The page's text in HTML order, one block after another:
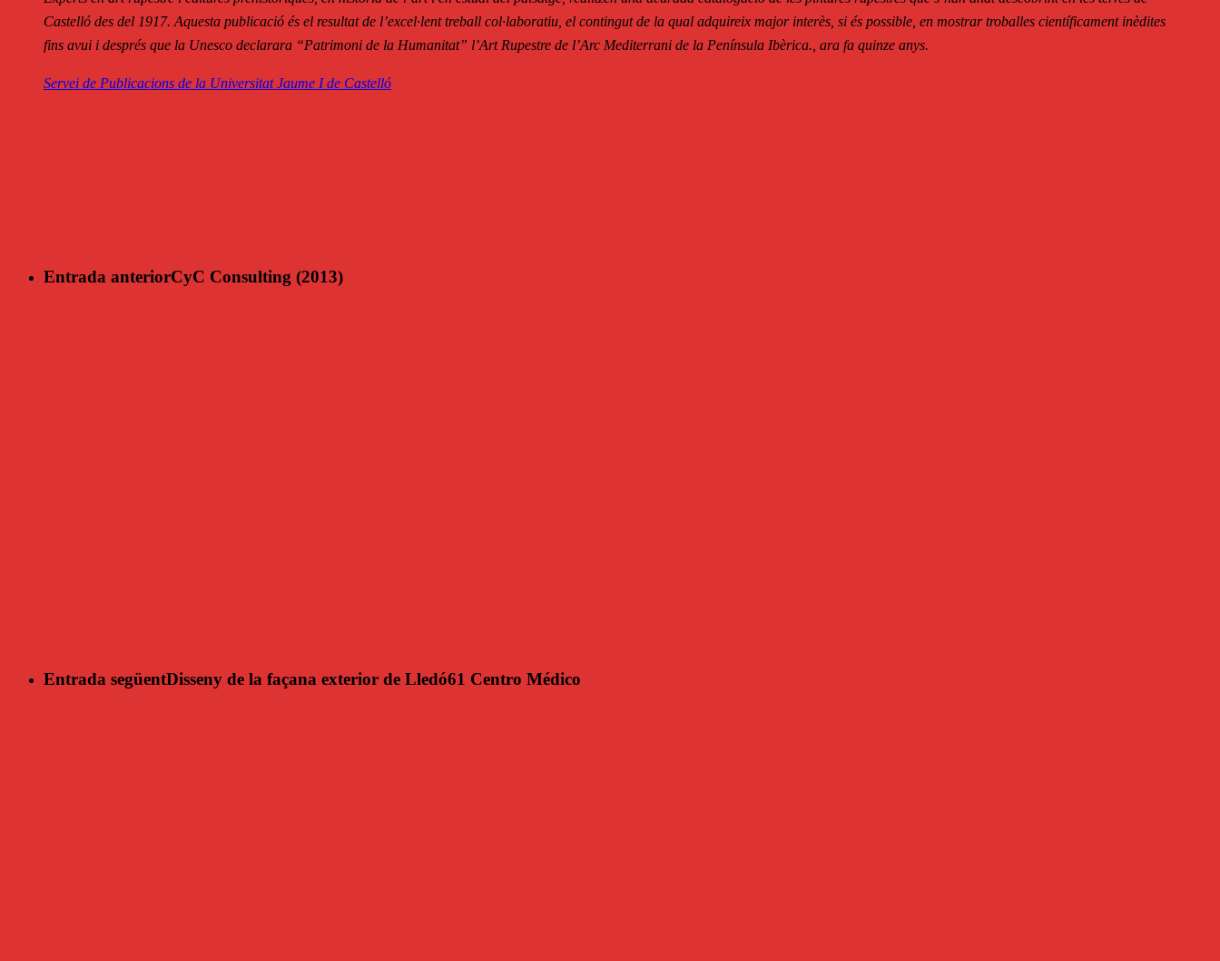
Castelló des del 1917. Aquesta publicació és el resultat de l’excel·lent treball col·laboratiu, el contingut de la qual adquireix major interès, si és possible, en mostrar troballes científicament inèdites
fins avui i després que la Unesco declarara “Patrimoni de la Humanitat” l’Art Rupestre de l’Arc Mediterrani de la Península Ibèrica., ara fa quinze anys.
Servei de Publicacions de la Universitat Jaume I de Castelló
Entrada anteriorCyC Consulting (2013)
Entrada següentDisseny de la façana exterior de Lledó61 Centro Médico